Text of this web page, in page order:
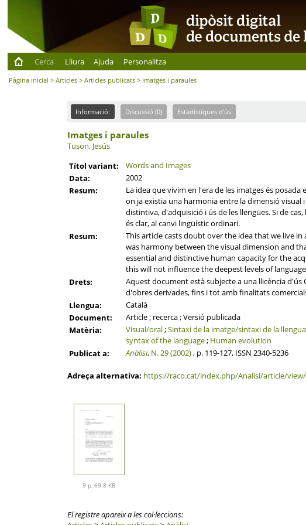
Cerca
Lliura Ajuda Personalitza
Pàgina inicial >Articles >Articles publicats > Imatges i paraules
Informació: Discussió (0) Estadístiques d'ús
Imatges i paraules
Tuson, Jesús
Títol variant:
Words and Images
Data:
2002
Resum:
La idea que vivim en l'era de les imatges és
on ja existia una harmonia entre la dimensió visual
distintiva, d'adquisició i ús de les llengües. Si de
és clar, al canvi lingüístic ordinari.
Resum:
This article casts doubt over the idea that we live
was harmony between the visual dimension and
essential and distinctive human capacity for the
this will not influence the deepest levels of
Drets:
Aquest document està subjecte a una llicència
d'obres derivades, fins i tot amb finalitats
Llengua:
Català
Document:
Article ; recerca ; Versió publicada
Matèria:
Visual/oral;Sintaxi de la imatge/sintaxi de la llengua
syntax of the language; Human evolution
Publicat a:
Anàlisi, N. 29 (2002), p. 119-127, ISSN 2340-5236
Adreça alternativa: https://raco.cat/index.php/Analisi/article/
9 p, 69.8 KB
El registre apareix a les col·leccions: